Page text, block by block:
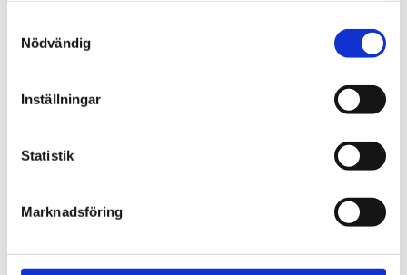
Nödvändig
Inställningar
Statistik
Marknadsföring